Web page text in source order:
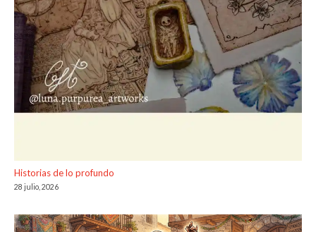
Historias de lo profundo
28 julio, 2026